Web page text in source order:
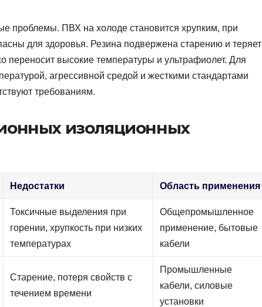
проблемы. ПВХ на холоде становится хрупким, при
для здоровья. Резина подвержена старению и теряет
переносит высокие температуры и ультрафиолет. Для
агрессивной средой и жесткими стандартами
требованиям.
изоляционных
Недостатки Область применения
Токсичные выделения при
горении, хрупкость при низких
температурах
Общепромышленное
применение, бытовые
кабели
Старение, потеря свойств с
течением времени
Промышленные
кабели, силовые
установки